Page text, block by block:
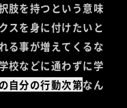
肢を持つという意味
スを身に付けたいと
る事が増えてくるな
校などに通わずに学
自分の行動次第なん